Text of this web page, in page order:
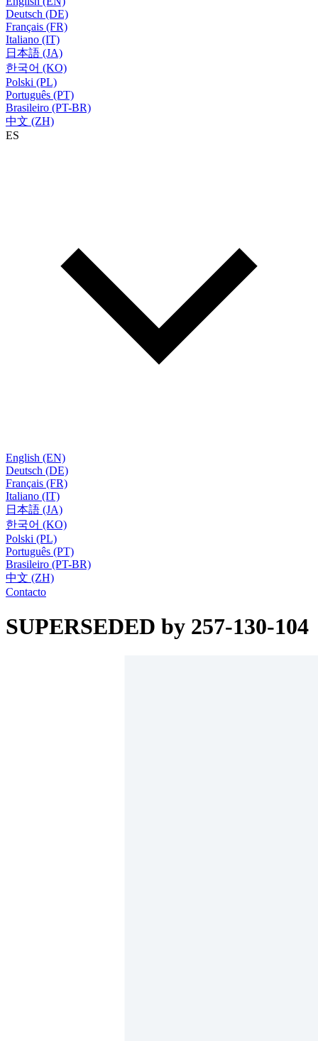
Deutsch (DE)
Français (FR)
Italiano (IT)
日本語 (JA)
한국어 (KO)
Polski (PL)
Português (PT)
Brasileiro (PT-BR)
中文 (ZH)
ES
English (EN)
Deutsch (DE)
Français (FR)
Italiano (IT)
日本語 (JA)
한국어 (KO)
Polski (PL)
Português (PT)
Brasileiro (PT-BR)
中文 (ZH)
Contacto
SUPERSEDED by 257-130-104